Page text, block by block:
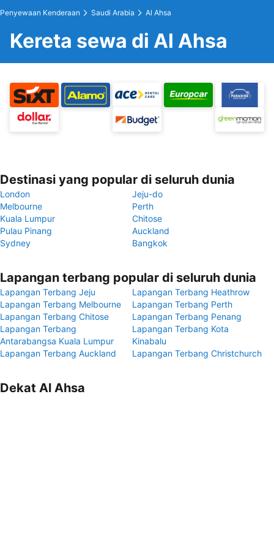
Penyewaan Kenderaan Saudi Arabia Al Ahsa
Kereta sewa di Al Ahsa
Destinasi yang popular di seluruh dunia
London
Jeju-do
Melbourne
Perth
Kuala Lumpur
Chitose
Pulau Pinang
Auckland
Sydney
Bangkok
Lapangan terbang popular di seluruh dunia
Lapangan Terbang Jeju
Lapangan Terbang Heathrow
Lapangan Terbang Melbourne
Lapangan Terbang Perth
Lapangan Terbang Chitose
Lapangan Terbang Penang
Lapangan Terbang
Antarabangsa Kuala Lumpur
Lapangan Terbang Kota
Kinabalu
Lapangan Terbang Auckland
Lapangan Terbang Christchurch
Dekat Al Ahsa